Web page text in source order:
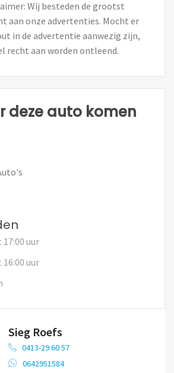
Wij besteden de grootst
aan onze advertenties. Mocht er
in de advertentie aanwezig zijn,
recht aan worden ontleend.
deze auto komen
uur
uur
Sieg Roefs
0413-29 60 57
0642951584